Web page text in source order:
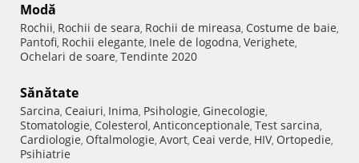
Modă
Rochii, Rochii de seara, Rochii de mireasa, Costume de baie,
Pantofi, Rochii elegante, Inele de logodna, Verighete,
Ochelari de soare, Tendinte 2020
Sănătate
Sarcina, Ceaiuri, Inima, Psihologie, Ginecologie,
Stomatologie, Colesterol, Anticonceptionale, Test sarcina,
Cardiologie, Oftalmologie, Avort, Ceai verde, HIV, Ortopedie,
Psihiatrie